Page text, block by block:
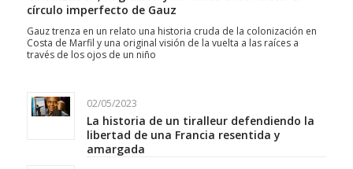
círculo imperfecto de Gauz
Gauz trenza en un relato una historia cruda de la colonización en
Costa de Marfil y una original visión de la vuelta a las raíces a
través de los ojos de un niño
02/05/2023
La historia de un tiralleur defendiendo la
libertad de una Francia resentida y
amargada